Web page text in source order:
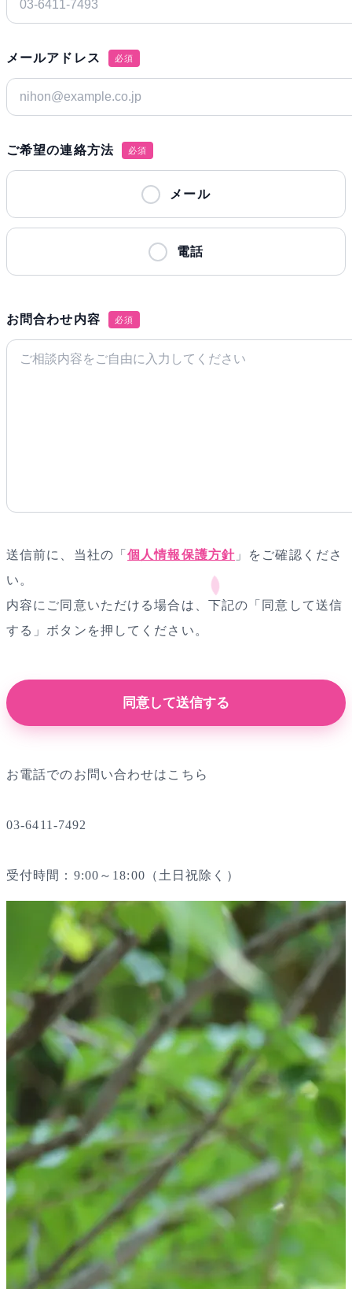
メールアドレス 必須
ご希望の連絡方法 必須
メール
電話
お問合わせ内容 必須
送信前に、当社の「個人情報保護方針 」をご確認くださ
い。
内容にご同意いただける場合は、下記の「同意して送信
する」ボタンを押してください。
同意して送信する
お電話でのお問い合わせはこちら
03-6411-7492
受付時間：9:00～18:00（土日祝除く）